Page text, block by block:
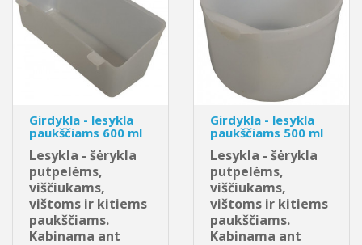
Girdykla - lesykla
paukščiams 600 ml
Lesykla - šėrykla
putpelėms,
viščiukams,
vištoms ir kitiems
paukščiams.
Kabinama ant
Girdykla - lesykla
paukščiams 500 ml
Lesykla - šėrykla
putpelėms,
viščiukams,
vištoms ir kitiems
paukščiams.
Kabinama ant